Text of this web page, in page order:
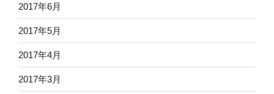
2017年6月
2017年5月
2017年4月
2017年3月